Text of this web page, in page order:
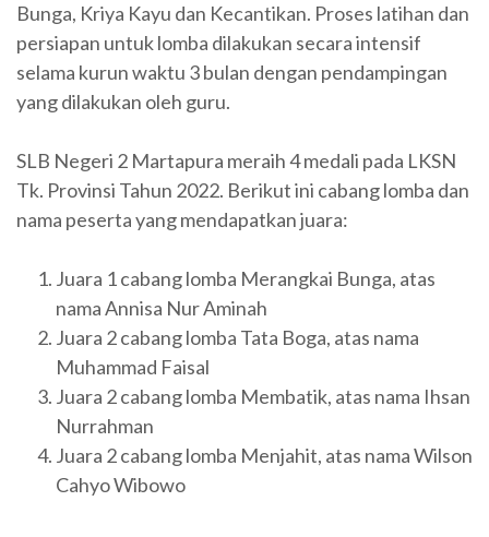
Bunga, Kriya Kayu dan Kecantikan. Proses latihan dan
persiapan untuk lomba dilakukan secara intensif
selama kurun waktu 3 bulan dengan pendampingan
yang dilakukan oleh guru.
SLB Negeri 2 Martapura meraih 4 medali pada LKSN
Tk. Provinsi Tahun 2022. Berikut ini cabang lomba dan
nama peserta yang mendapatkan juara:
Juara 1 cabang lomba Merangkai Bunga, atas
nama Annisa Nur Aminah
Juara 2 cabang lomba Tata Boga, atas nama
Muhammad Faisal
Juara 2 cabang lomba Membatik, atas nama Ihsan
Nurrahman
Juara 2 cabang lomba Menjahit, atas nama Wilson
Cahyo Wibowo